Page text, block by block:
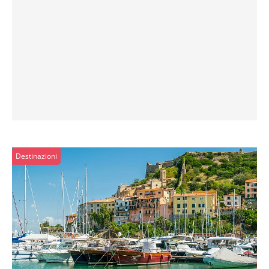
Destinazioni